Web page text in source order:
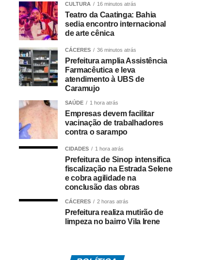
CULTURA 16 minutos atrás
Teatro da Caatinga: Bahia
sedia encontro internacional
de arte cênica
CÁCERES 36 minutos atrás
Prefeitura amplia Assistência
Farmacêutica e leva
atendimento à UBS de
Caramujo
SAÚDE 1 hora atrás
Empresas devem facilitar
vacinação de trabalhadores
contra o sarampo
CIDADES 1 hora atrás
Prefeitura de Sinop intensifica
fiscalização na Estrada Selene
e cobra agilidade na
conclusão das obras
CÁCERES 2 horas atrás
Prefeitura realiza mutirão de
limpeza no bairro Vila Irene